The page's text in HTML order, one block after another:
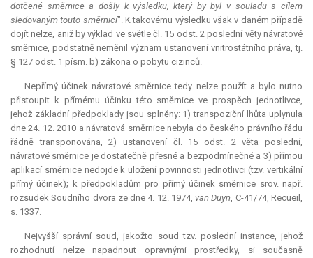
dotčené směrnice a došly k výsledku, který by byl v souladu s cílem
sledovaným touto směrnicí". K takovému výsledku však v daném případě
dojít nelze, aniž by výklad ve světle čl. 15 odst. 2 poslední věty návratové
směrnice, podstatně neměnil význam ustanovení vnitrostátního práva, tj.
§ 127 odst. 1 písm. b) zákona o pobytu cizinců.
Nepřímý účinek návratové směrnice tedy nelze použít a bylo nutno
přistoupit k přímému účinku této směrnice ve prospěch jednotlivce,
jehož základní předpoklady jsou splněny: 1) transpoziční lhůta uplynula
dne 24. 12. 2010 a návratová směrnice nebyla do českého právního řádu
řádně transponována, 2) ustanovení čl. 15 odst. 2 věta poslední,
návratové směrnice je dostatečně přesné a bezpodmínečné a 3) přímou
aplikací směrnice nedojde k uložení povinnosti jednotlivci (tzv. vertikální
přímý účinek); k předpokladům pro přímý účinek směrnice srov. např.
rozsudek Soudního dvora ze dne 4. 12. 1974,van Duyn, C-41/74, Recueil,
s. 1337.
Nejvyšší správní soud, jakožto soud tzv. poslední instance, jehož
rozhodnutí nelze napadnout opravnými prostředky, si současně